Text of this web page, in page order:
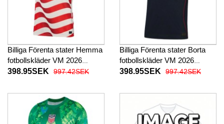
Billiga Förenta stater Hemma
fotbollskläder VM 2026
Kortärmad
398.95SEK 997.42SEK
Billiga Förenta stater Borta
fotbollskläder VM 2026
Kortärmad
398.95SEK 997.42SEK